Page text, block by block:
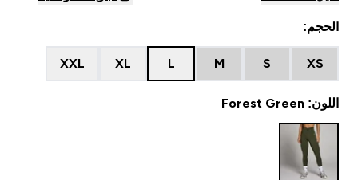
الحجم:
XS
S
M
L
XL
XXL
اللون: Forest Green